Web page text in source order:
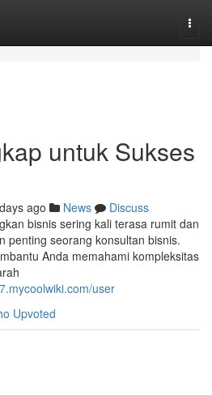
untuk Sukses
ago News
Discuss
bisnis sering kali terasa rumit dan
penting seorang konsultan bisnis.
Anda memahami kompleksitas
user
Upvoted